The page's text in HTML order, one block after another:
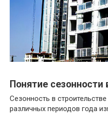
Понятие сезонности
Сезонность в
различных периодов года